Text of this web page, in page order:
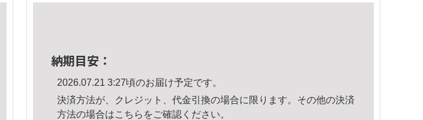
納期目安：
2026.07.21 3:27頃のお届け予定です。
決済方法が、クレジット、代金引換の場合に限ります。その他の決済
方法の場合はこちら をご確認ください。